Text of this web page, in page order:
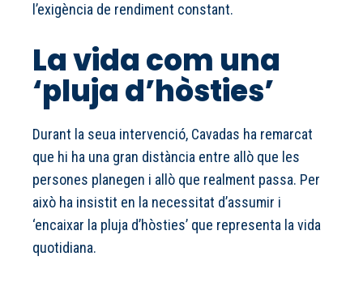
l’exigència de rendiment constant.
La vida com una
‘pluja d’hòsties’
Durant la seua intervenció, Cavadas ha remarcat
que hi ha una gran distància entre allò que les
persones planegen i allò que realment passa. Per
això ha insistit en la necessitat d’assumir i
‘encaixar la pluja d’hòsties’ que representa la vida
quotidiana.